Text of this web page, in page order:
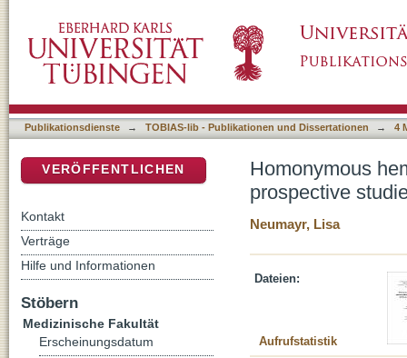
identification, prevalence and adaptation
Publikationsdienste → TOBIAS-lib - Publikationen und Dissertationen → 4
Homonymous
prospective
Neumayr, Lisa
Dateien:
Aufrufstatistik
VERÖFFENTLICHEN
Kontakt
Verträge
Hilfe und Informationen
Stöbern
Medizinische Fakultät
Erscheinungsdatum